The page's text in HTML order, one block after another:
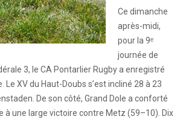
Ce dimanche
après-midi,
pour la 9ᵉ
journée de
3, le CA Pontarlier Rugby a enregistré
XV du Haut-Doubs s’est incliné 28 à 23
De son côté, Grand Dole a conforté
à une large victoire contre Metz (59–10). Dix